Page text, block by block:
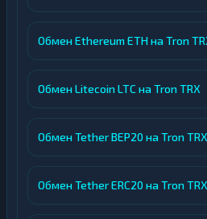
Обмен Ethereum ETH на Tron
Обмен Litecoin LTC на Tron TRX
Обмен Tether BEP20 на Tron TRX
Обмен Tether ERC20 на Tron TRX